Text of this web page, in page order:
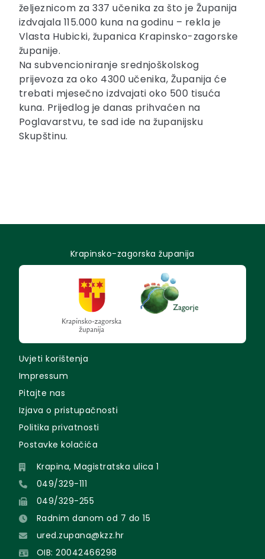
željeznicom za 337 učenika za što je Županija
izdvajala 115.000 kuna na godinu – rekla je
Vlasta Hubicki, županica Krapinsko-zagorske
županije.
Na subvencioniranje srednjoškolskog
prijevoza za oko 4300 učenika, Županija će
trebati mjesečno izdvajati oko 500 tisuća
kuna. Prijedlog je danas prihvaćen na
Poglavarstvu, te sad ide na županijsku
Skupštinu.
Krapinsko-zagorska županija
Uvjeti korištenja
Impressum
Pitajte nas
Izjava o pristupačnosti
Politika privatnosti
Postavke kolačića
Krapina, Magistratska ulica 1
049/329-111
049/329-255
Radnim danom od 7 do 15
ured.zupana@kzz.hr
OIB: 20042466298